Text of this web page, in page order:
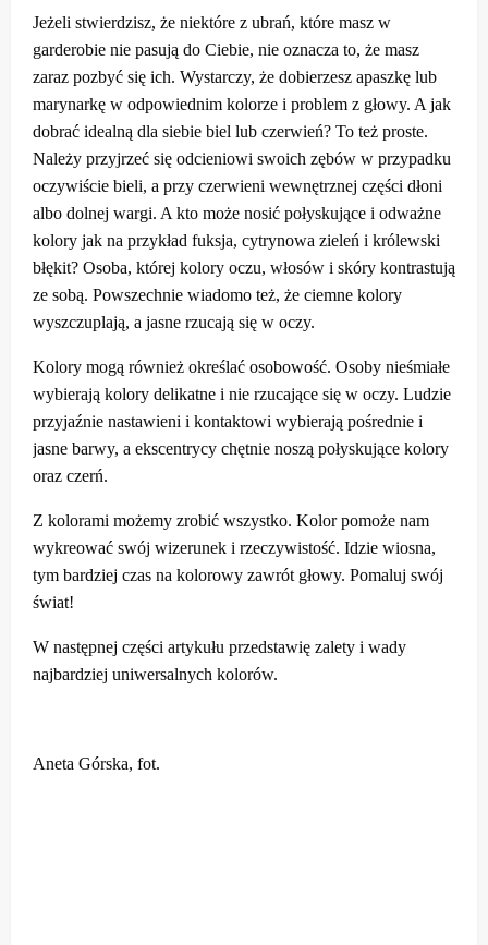
Jeżeli stwierdzisz, że niektóre z ubrań, które masz w
garderobie nie pasują do Ciebie, nie oznacza to, że masz
zaraz pozbyć się ich. Wystarczy, że dobierzesz apaszkę lub
marynarkę w odpowiednim kolorze i problem z głowy. A jak
dobrać idealną dla siebie biel lub czerwień? To też proste.
Należy przyjrzeć się odcieniowi swoich zębów w przypadku
oczywiście bieli, a przy czerwieni wewnętrznej części dłoni
albo dolnej wargi. A kto może nosić połyskujące i odważne
kolory jak na przykład fuksja, cytrynowa zieleń i królewski
błękit? Osoba, której kolory oczu, włosów i skóry kontrastują
ze sobą. Powszechnie wiadomo też, że ciemne kolory
wyszczuplają, a jasne rzucają się w oczy.
Kolory mogą również określać osobowość. Osoby nieśmiałe
wybierają kolory delikatne i nie rzucające się w oczy. Ludzie
przyjaźnie nastawieni i kontaktowi wybierają pośrednie i
jasne barwy, a ekscentrycy chętnie noszą połyskujące kolory
oraz czerń.
Z kolorami możemy zrobić wszystko. Kolor pomoże nam
wykreować swój wizerunek i rzeczywistość. Idzie wiosna,
tym bardziej czas na kolorowy zawrót głowy. Pomaluj swój
świat!
W następnej części artykułu przedstawię zalety i wady
najbardziej uniwersalnych kolorów.
Aneta Górska, fot.